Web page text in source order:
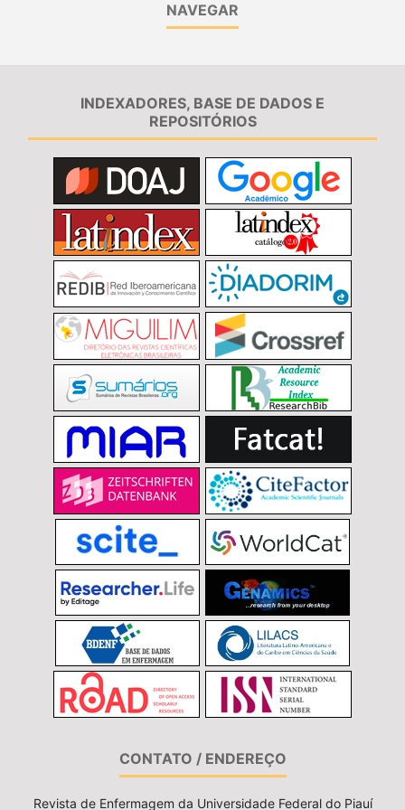
NAVEGAR
INDEXADORES, BASE DE DADOS E
REPOSITÓRIOS
CONTATO / ENDEREÇO
Revista de Enfermagem da Universidade Federal do Piauí